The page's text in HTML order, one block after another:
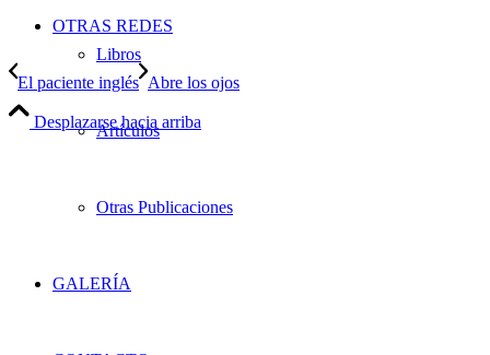
Libros
Artículos
Otras Publicaciones
GALERÍA
OTRAS REDES
El paciente inglés Abre los ojos
Desplazarse hacia arriba